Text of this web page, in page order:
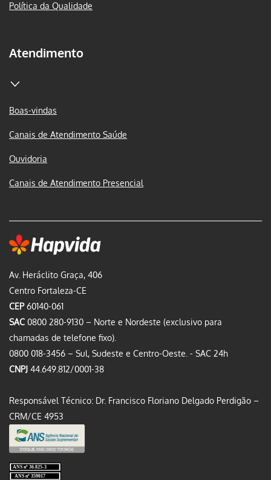
Av. Heráclito Graça, 406
Centro Fortaleza-CE
CEP60140-061
SAC 0800 280-9130 – Norte e Nordeste (exclusivo para
chamadas de telefone fixo).
0800 018-3456 – Sul, Sudeste e Centro-Oeste. - SAC 24h
CNPJ 44.649.812/0001-38
Responsável Técnico: Dr. Francisco Floriano Delgado Perdigão –
CRM/CE 4953
Política da Qualidade
Atendimento
Boas-vindas
Canais de Atendimento Saúde
Ouvidoria
Canais de Atendimento Presencial